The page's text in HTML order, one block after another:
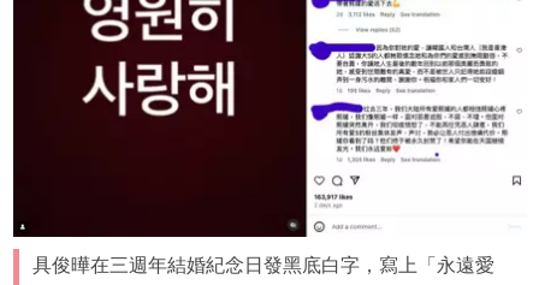
具俊曄在三週年結婚紀念日發黑底白字，寫上「永遠愛